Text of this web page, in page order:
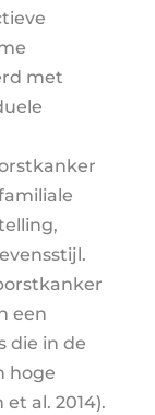
met
een
die in de
hoge
al. 2014).